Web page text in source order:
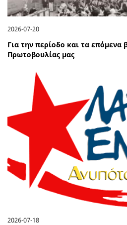
2026-07-20
Για την περίοδο και τα επόμενα
Πρωτοβουλίας μας
2026-07-18